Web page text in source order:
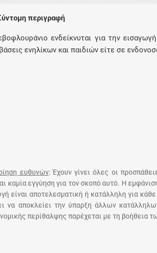
περιγραφή
ενδείκνυται για την
ενηλίκων και παιδιών είτε σε
ευθυνών: Έχουν γίνει όλες οι
καμία εγγύηση για τον σκοπό αυτό. Η
είναι αποτελεσματική ή κατάλληλη για
να αποκλείει την ύπαρξη άλλων
περίθαλψης παρέχεται με τη βοήθεια